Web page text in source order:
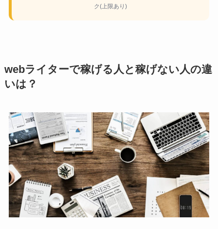
ク(上限あり)
webライターで稼げる人と稼げない人の違
いは？